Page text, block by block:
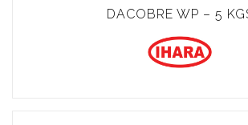
DACOBRE WP – 5